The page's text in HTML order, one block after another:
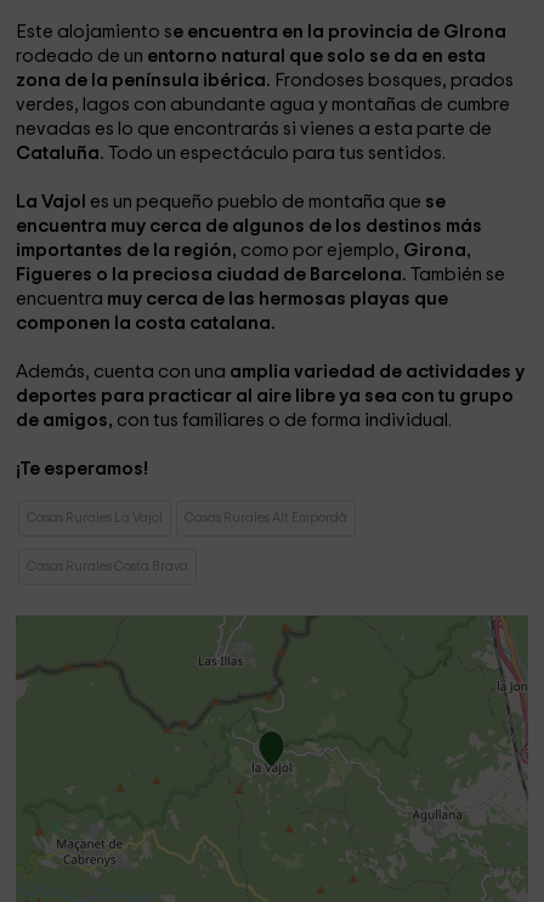
Este alojamiento se encuentra en la provincia de GIrona
rodeado de un entorno natural que solo se da en esta
zona de la península ibérica. Frondoses bosques, prados
verdes, lagos con abundante agua y montañas de cumbre
nevadas es lo que encontrarás si vienes a esta parte de
Cataluña. Todo un espectáculo para tus sentidos.
La Vajol es un pequeño pueblo de montaña que se
encuentra muy cerca de algunos de los destinos más
importantes de la región, como por ejemplo, Girona,
Figueres o la preciosa ciudad de Barcelona. También se
encuentra muy cerca de las hermosas playas que
componen la costa catalana.
Además, cuenta con una amplia variedad de actividades y
deportes para practicar al aire libre ya sea con tu grupo
de amigos, con tus familiares o de forma individual.
¡Te esperamos!
Casas Rurales La Vajol Casas Rurales Alt Empordà
Casas Rurales Costa Brava